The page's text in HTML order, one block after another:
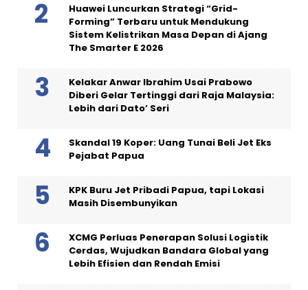
Huawei Luncurkan Strategi “Grid-
Forming” Terbaru untuk Mendukung
Sistem Kelistrikan Masa Depan di Ajang
The Smarter E 2026
Kelakar Anwar Ibrahim Usai Prabowo
Diberi Gelar Tertinggi dari Raja Malaysia:
Lebih dari Dato’ Seri
Skandal 19 Koper: Uang Tunai Beli Jet Eks
Pejabat Papua
KPK Buru Jet Pribadi Papua, tapi Lokasi
Masih Disembunyikan
XCMG Perluas Penerapan Solusi Logistik
Cerdas, Wujudkan Bandara Global yang
Lebih Efisien dan Rendah Emisi